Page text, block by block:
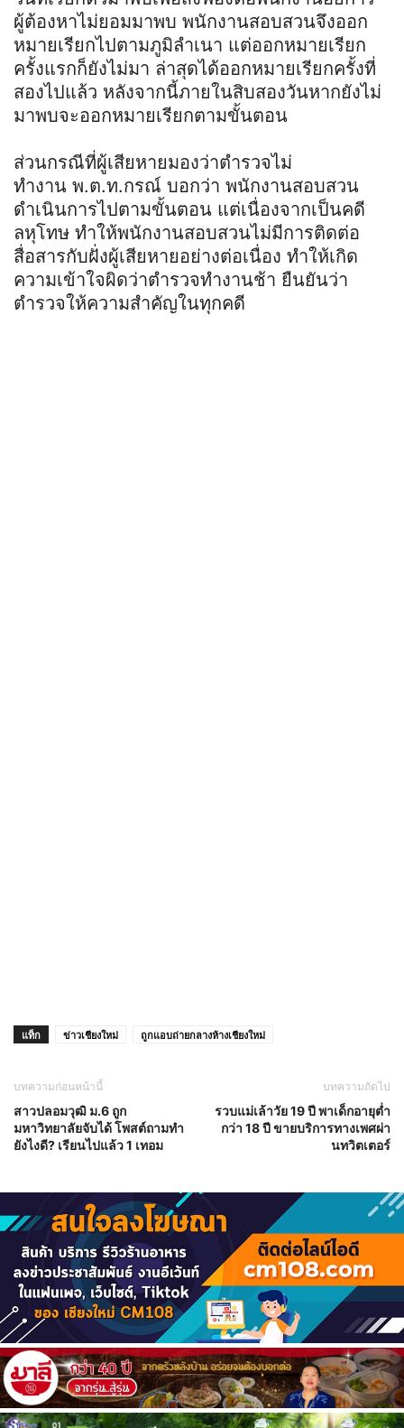
ผู้ต้องหาไม่ยอมมาพบ พนักงานสอบสวนจึงออก
หมายเรียกไปตามภูมิลำเนา แต่ออกหมายเรียก
ครั้งแรกก็ยังไม่มา ล่าสุดได้ออกหมายเรียกครั้งที่
สองไปแล้ว หลังจากนี้ภายในสิบสองวันหากยังไม่
มาพบจะออกหมายเรียกตามขั้นตอน
ส่วนกรณีที่ผู้เสียหายมองว่าตำรวจไม่
ทำงาน พ.ต.ท.กรณ์ บอกว่า พนักงานสอบสวน
ดำเนินการไปตามขั้นตอน แต่เนื่องจากเป็นคดี
ลหุโทษ ทำให้พนักงานสอบสวนไม่มีการติดต่อ
สื่อสารกับฝั่งผู้เสียหายอย่างต่อเนื่อง ทำให้เกิด
ความเข้าใจผิดว่าตำรวจทำงานช้า ยืนยันว่า
ตำรวจให้ความสำคัญในทุกคดี
แท็ก ข่าวเชียงใหม่ ถูกแอบถ่ายกลางห้างเชียงใหม่
บทความก่อนหน้านี้
สาวปลอมวุฒิ ม.6 ถูก
มหาวิทยาลัยจับได้ โพสต์ถามทำ
ยังไงดี? เรียนไปแล้ว 1 เทอม
บทความถัดไป
รวบแม่เล้าวัย 19 ปี พาเด็กอายุต่ำ
กว่า 18 ปี ขายบริการทางเพศผ่า
นทวิตเตอร์